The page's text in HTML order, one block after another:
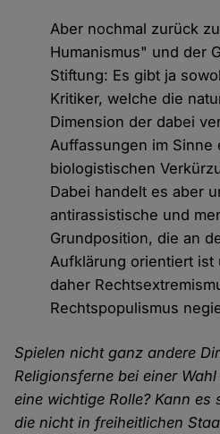
Aber nochmal zurück
Humanismus" und der
Stiftung: Es gibt ja
Kritiker, welche die
Dimension der dabei
Auffassungen im Sinne
biologistischen
Dabei handelt es aber
antirassistische und
Grundposition, die an
Aufklärung orientiert ist
daher
Rechtspopulismus
Spielen nicht ganz andere
Religionsferne bei einer
eine wichtige Rolle? Kann es
die nicht in freiheitlichen